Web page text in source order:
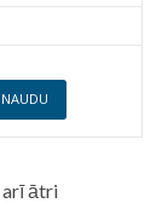
arī ātri